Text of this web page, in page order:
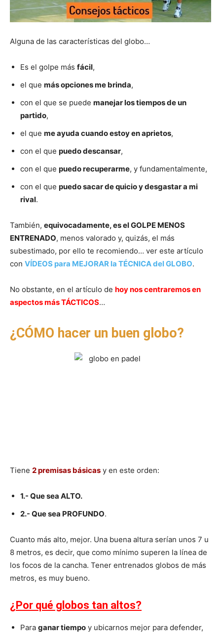
Alguna de las características del globo…
Es el golpe más fácil,
el que más opciones me brinda,
con el que se puede manejar los tiempos de un
partido,
el que me ayuda cuando estoy en aprietos,
con el que puedo descansar,
con el que puedo recuperarme, y fundamentalmente,
con el que puedo sacar de quicio y desgastar a mi
rival.
También, equivocadamente, es el GOLPE MENOS
ENTRENADO, menos valorado y, quizás, el más
subestimado, por ello te recomiendo… ver este artículo
con VÍDEOS para MEJORAR la TÉCNICA del GLOBO.
No obstante, en el artículo de hoy nos centraremos en
aspectos más TÁCTICOS…
¿CÓMO hacer un buen globo?
Tiene 2 premisas básicas y en este orden:
1.- Que sea ALTO.
2.- Que sea PROFUNDO.
Cuanto más alto, mejor. Una buena altura serían unos 7 u
8 metros, es decir, que como mínimo superen la línea de
los focos de la cancha. Tener entrenados globos de más
metros, es muy bueno.
¿Por qué globos tan altos?
Para ganar tiempo y ubicarnos mejor para defender,